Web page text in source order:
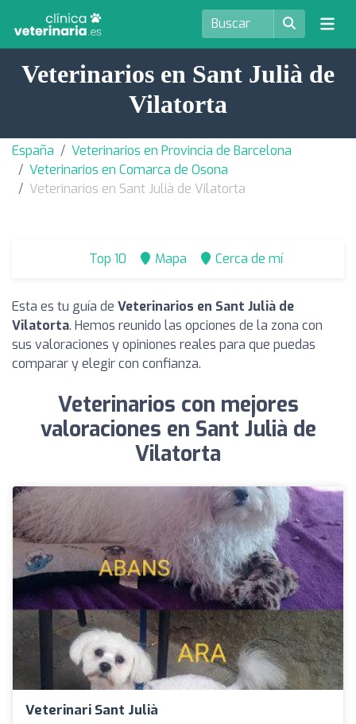
Veterinarios en Sant Julià de
Vilatorta
España
Veterinarios en Provincia de Barcelona
Veterinarios en Comarca de Osona
Veterinarios en Sant Julià de Vilatorta
Top 10 Mapa Cerca de mí
Esta es tu guía de Veterinarios en Sant Julià de
Vilatorta. Hemos reunido las opciones de la zona con
sus valoraciones y opiniones reales para que puedas
comparar y elegir con confianza.
Veterinarios con mejores
valoraciones en Sant Julià de
Vilatorta
Veterinari Sant Julià